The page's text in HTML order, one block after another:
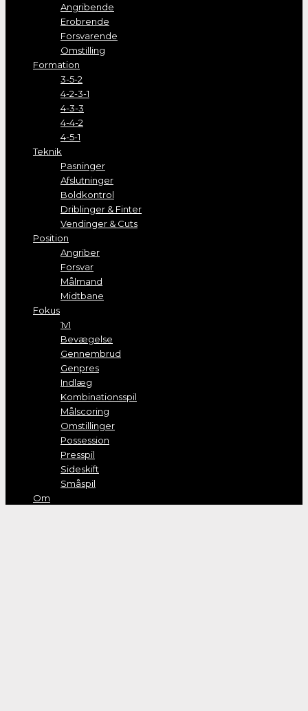
Angribende
Erobrende
Forsvarende
Omstilling
Formation
3-5-2
4-2-3-1
4-3-3
4-4-2
4-5-1
Teknik
Pasninger
Afslutninger
Boldkontrol
Driblinger & Finter
Vendinger & Cuts
Position
Angriber
Forsvar
Målmand
Midtbane
Fokus
1v1
Bevægelse
Gennembrud
Genpres
Indlæg
Kombinationsspil
Målscoring
Omstillinger
Possession
Presspil
Sideskift
Småspil
Om